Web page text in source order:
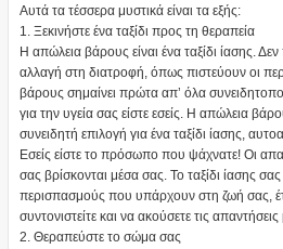
Αυτά τα τέσσερα μυστικά είναι τα εξής:
1. Ξεκινήστε ένα ταξίδι προς τη θεραπεία
Η απώλεια βάρους είναι ένα ταξίδι ίασης.
αλλαγή στη διατροφή, όπως πιστεύουν οι
βάρους σημαίνει πρώτα απ’ όλα
για την υγεία σας είστε εσείς. Η απώλεια
συνειδητή επιλογή για ένα ταξίδι ίασης,
Εσείς είστε το πρόσωπο που ψάχνατε! Οι
σας βρίσκονται μέσα σας. Το ταξίδι ίασης σας
περισπασμούς που υπάρχουν στη ζωή σας,
συντονιστείτε και να ακούσετε τις
2. Θεραπεύστε το σώμα σας